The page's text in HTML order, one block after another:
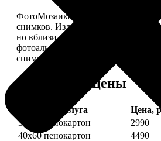
ФотоМозаика – это картина из
снимков. Издалека смотрится как
но вблизи видно, что это
фотоальбом в одной картине:
снимков.
Форматы и цены
Услуга
Цена,
30х40 пенокартон
2990
40х60 пенокартон
4490